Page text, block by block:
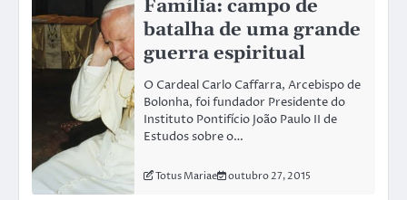
Família: campo de
batalha de uma grande
guerra espiritual
O Cardeal Carlo Caffarra, Arcebispo de
Bolonha, foi fundador Presidente do
Instituto Pontifício João Paulo II de
Estudos sobre o…
Totus Mariae outubro 27, 2015